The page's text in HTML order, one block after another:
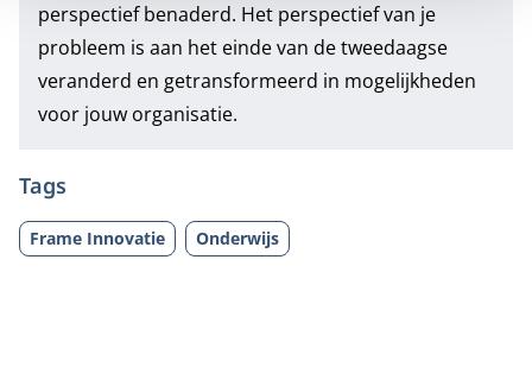
perspectief benaderd. Het perspectief van je
probleem is aan het einde van de tweedaagse
veranderd en getransformeerd in mogelijkheden
voor jouw organisatie.
Tags
Frame Innovatie Onderwijs